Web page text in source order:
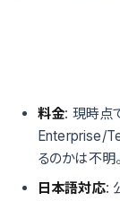
料金: 現時点
Enterprise/
るのかは不明。
日本語対応: